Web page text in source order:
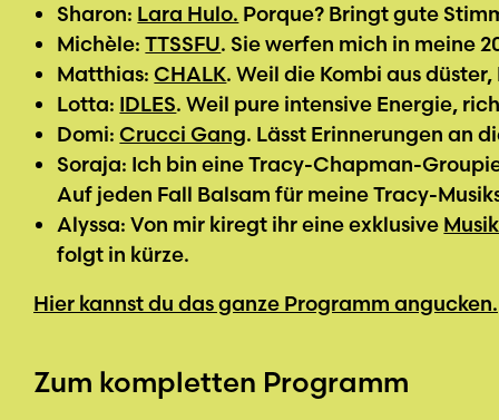
Sharon: Lara Hulo. Porque? Bringt gute
Michèle:TTSSFU. Sie werfen mich in meine
Matthias:CHALK. Weil die Kombi aus
Lotta: IDLES. Weil pure intensive Energie,
Domi:Crucci Gang. Lässt Erinnerungen an
Soraja: Ich bin eine Tracy-Chapman-
Auf jeden Fall Balsam für meine Tracy-
Alyssa: Von mir kiregt ihr eine exklusive
folgt in kürze.
Hier kannst du das ganze Programm angucken.
Zum kompletten Programm